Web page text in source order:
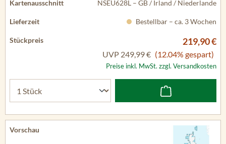
NSEU628L – GB / Irland / Niederlande
Bestellbar – ca. 3 Wochen
219,90 €
UVP 249,99 € (12.04% gespart)
Preise inkl. MwSt. zzgl. Versandkosten